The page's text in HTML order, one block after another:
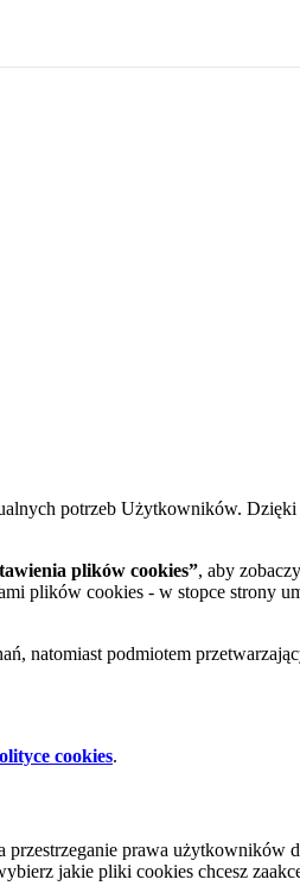
potrzeb Użytkowników.
plików cookies”, aby
plików cookies - w stopce strony
natomiast podmiotem
cookies.
przestrzeganie prawa użytkowników
jakie pliki cookies chcesz